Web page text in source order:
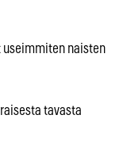
useimmiten naisten
tavasta